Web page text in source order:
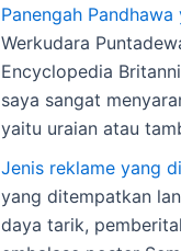
Panengah Pandhawa
Werkudara
Encyclopedia
saya sangat
yaitu uraian atau
Jenis reklame yang
yang ditempatkan
daya tarik,